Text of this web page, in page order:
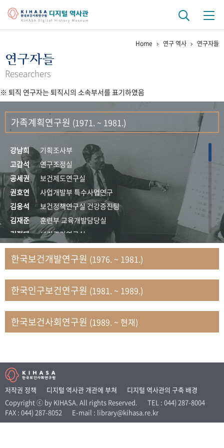
걸어온 길 기관 변천사
연구 역사
정책과 연구 키워드로 보는 연구 역사
연구자들
간행물 변천사
기록물 아카이브
사진 아카이브 문서 기록물 행정박물 영상 기록물
50+1주년 기념
성과 50선 숫자로 보는 50년
세계와 함께 한 KIHASA
VR 역사관
Home 연구 역사 연구자들
연구자들
Researchers
※ 퇴직 연구자는 퇴직시의 소속부서를 표기하였음
가족계획연구원 (1971. ~ 1981.)
강남희
기획조사부
고갑석
연구조정실
공세권
보건제도연구실
권호연
사업개발부 특수사업연구
김응석
보건정책연구실 건강증진팀
김재준
훈련부 교육개발담당실
김정태
보건관리연구실
김지자
연구부 사회개발담당실
김태룡
조사평가부 연구과
문현상
가족복지연구실 인구가족연구팀
박인화
보건정책연구실
박재빈
연구부 인구역학담당실
변종화
보건정책연구실 건강증진팀
송건용
보건정책연구실
송태민
정보통계연구실 빅데이터연구센터
신희설
사업개발부 국제협력연구실
이규식
의료보험연구실
이문기
훈련부
한국보건개발연구원 (1976. ~ 1981.)
한국인구보건연구원 (1981. ~ 1989.)
한국보건사회연구원 (1989. ~ 현재)
저작권 정책 디지털 역사관 개관에 부쳐
디지털 역사관의 구축 배경
Copyright ⓒ by KIHASA. All rights Reserved.
TEL : 044) 287-8004
FAX : 044) 287-8052
E-mail : library@kihasa.re.kr